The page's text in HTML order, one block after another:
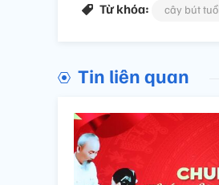
Từ khóa: cây bút
Tin liên quan